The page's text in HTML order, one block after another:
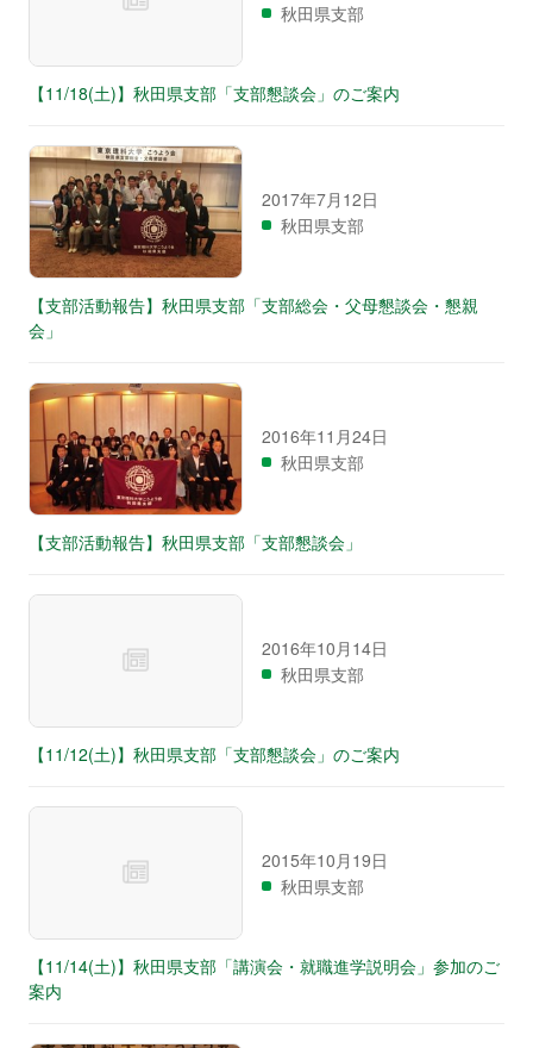
秋田県支部
【11/18(土)】秋田県支部「支部懇談会」のご案内
2017年7月12日
秋田県支部
【支部活動報告】秋田県支部「支部総会・父母懇談会・懇親
会」
2016年11月24日
秋田県支部
【支部活動報告】秋田県支部「支部懇談会」
2016年10月14日
秋田県支部
【11/12(土)】秋田県支部「支部懇談会」のご案内
2015年10月19日
秋田県支部
【11/14(土)】秋田県支部「講演会・就職進学説明会」参加のご
案内